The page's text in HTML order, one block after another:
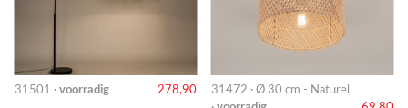
31501 · voorradig 278,90
31472 · Ø 30 cm - Naturel